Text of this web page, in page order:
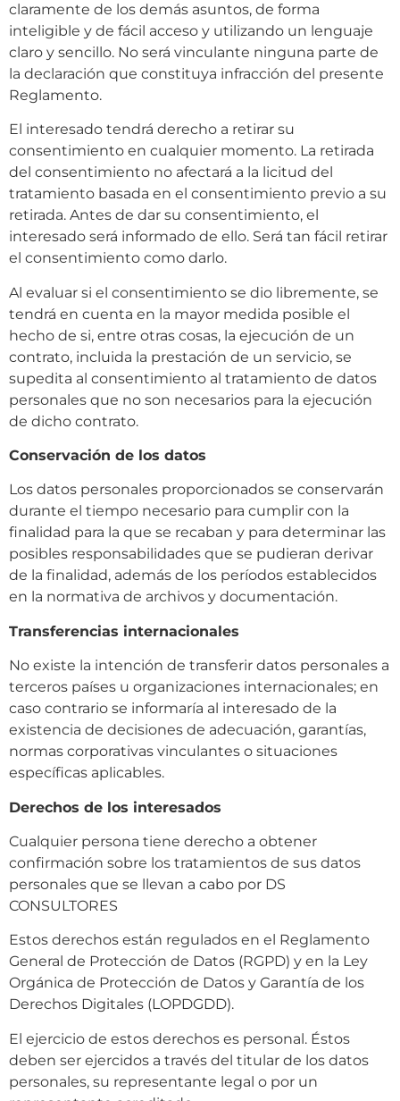
claramente de los demás asuntos, de forma
inteligible y de fácil acceso y utilizando un lenguaje
claro y sencillo. No será vinculante ninguna parte de
la declaración que constituya infracción del presente
Reglamento.
El interesado tendrá derecho a retirar su
consentimiento en cualquier momento. La retirada
del consentimiento no afectará a la licitud del
tratamiento basada en el consentimiento previo a su
retirada. Antes de dar su consentimiento, el
interesado será informado de ello. Será tan fácil retirar
el consentimiento como darlo.
Al evaluar si el consentimiento se dio libremente, se
tendrá en cuenta en la mayor medida posible el
hecho de si, entre otras cosas, la ejecución de un
contrato, incluida la prestación de un servicio, se
supedita al consentimiento al tratamiento de datos
personales que no son necesarios para la ejecución
de dicho contrato.
Conservación de los datos
Los datos personales proporcionados se conservarán
durante el tiempo necesario para cumplir con la
finalidad para la que se recaban y para determinar las
posibles responsabilidades que se pudieran derivar
de la finalidad, además de los períodos establecidos
en la normativa de archivos y documentación.
Transferencias internacionales
No existe la intención de transferir datos personales a
terceros países u organizaciones internacionales; en
caso contrario se informaría al interesado de la
existencia de decisiones de adecuación, garantías,
normas corporativas vinculantes o situaciones
específicas aplicables.
Derechos de los interesados
Cualquier persona tiene derecho a obtener
confirmación sobre los tratamientos de sus datos
personales que se llevan a cabo por DS
CONSULTORES
Estos derechos están regulados en el Reglamento
General de Protección de Datos (RGPD) y en la Ley
Orgánica de Protección de Datos y Garantía de los
Derechos Digitales (LOPDGDD).
El ejercicio de estos derechos es personal. Éstos
deben ser ejercidos a través del titular de los datos
personales, su representante legal o por un